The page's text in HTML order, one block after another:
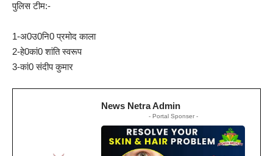
पुलिस टीम:-
1-अ0उ0नि0 प्रमोद काला
2-हे0कां0 शांति स्वरूप
3-कां0 संदीप कुमार
News Netra Admin
- Portal Sponser -